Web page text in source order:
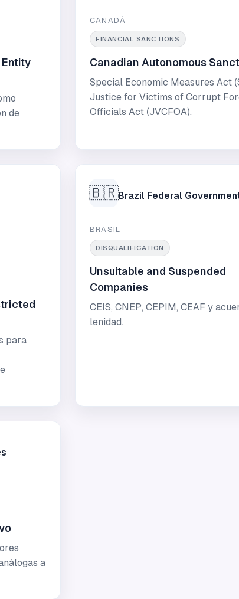
de
CANADÁ
FINANCIAL SANCTIONS
Canadian Autonomous
Special Economic Measures Act
Justice for Victims of Corrupt
Officials Act (JVCFOA).
para
🇧🇷Brazil Federal
BRASIL
DISQUALIFICATION
Unsuitable and Suspended
Companies
CEIS, CNEP, CEPIM, CEAF y
lenidad.
a